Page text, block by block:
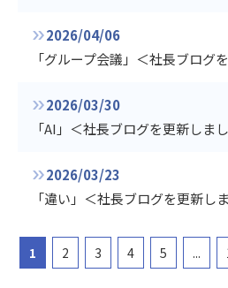
2026/04/06
「グループ会議」＜社長ブログ
2026/03/30
「AI」＜社長ブログを更新しま
2026/03/23
「違い」＜社長ブログを更新し
1 2 3 4 5 ...